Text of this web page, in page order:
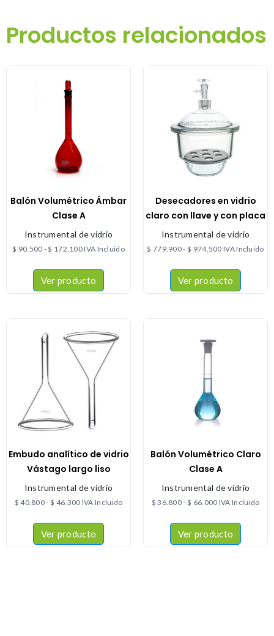
Productos relacionados
Balón Volumétrico Ámbar
Clase A
Instrumental de vidrio
$ 90.500 -$ 172.100IVA Incluido
Ver producto
Desecadores en vidrio
claro con llave y con placa
Instrumental de vidrio
$ 779.900- $ 974.500 IVA Incluido
Ver producto
Embudo analítico de vidrio
Vástago largo liso
Instrumental de vidrio
$ 40.800- $ 46.300 IVA Incluido
Ver producto
Balón Volumétrico Claro
Clase A
Instrumental de vidrio
$ 36.800- $ 66.000 IVA Incluido
Ver producto